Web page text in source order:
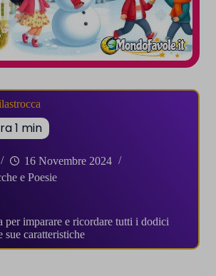
16 Novembre 2024
e Poesie
per imparare e ricordare tutti i dodici
sue caratteristiche